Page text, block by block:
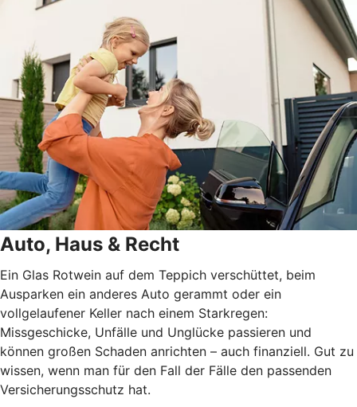
Auto, Haus & Recht
Ein Glas Rotwein auf dem Teppich verschüttet, beim
Ausparken ein anderes Auto gerammt oder ein
vollgelaufener Keller nach einem Starkregen:
Missgeschicke, Unfälle und Unglücke passieren und
können großen Schaden anrichten – auch finanziell. Gut zu
wissen, wenn man für den Fall der Fälle den passenden
Versicherungsschutz hat.